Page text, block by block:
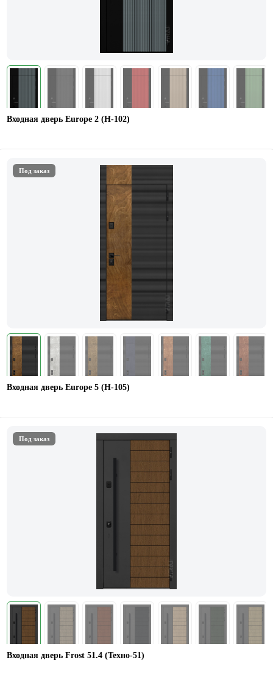
Входная дверь Europe 2 (Н-102)
Под заказ
Входная дверь Europe 5 (H-105)
Под заказ
Входная дверь Frost 51.4 (Техно-51)